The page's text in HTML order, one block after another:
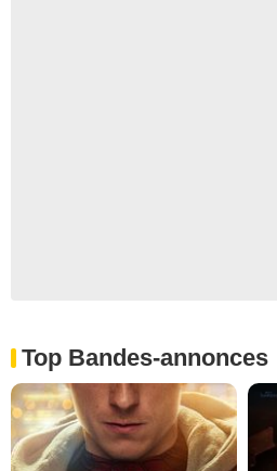
Top Bandes-annonces